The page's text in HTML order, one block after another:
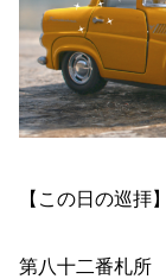
【この日の巡拝】
第八十二番札所